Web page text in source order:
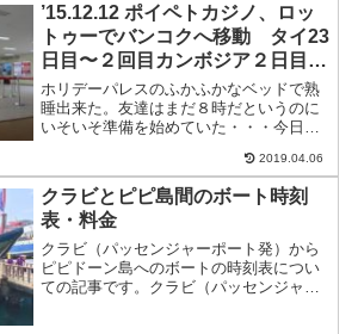
’15.12.12 ポイペトカジノ、ロッ
トゥーでバンコクへ移動 タイ23
日目〜２回目カンボジア２日目
（世界一周3ヶ月と12日目）
ホリデーパレスのふかふかなベッドで熟
睡出来た。友達はまだ８時だというのに
いそいそ準備を始めていた・・・今日も
てら、ホリデーパレスのカジノに降りて
いき、ブラックジャック（BJ）をやろう
とするも、１卓しかない...
2019.04.06
クラビとピピ島間のボート時刻
表・料金
クラビ（パッセンジャーポート発）から
ピピドーン島へのボートの時刻表につい
ての記事です。クラビ（パッセンジャー